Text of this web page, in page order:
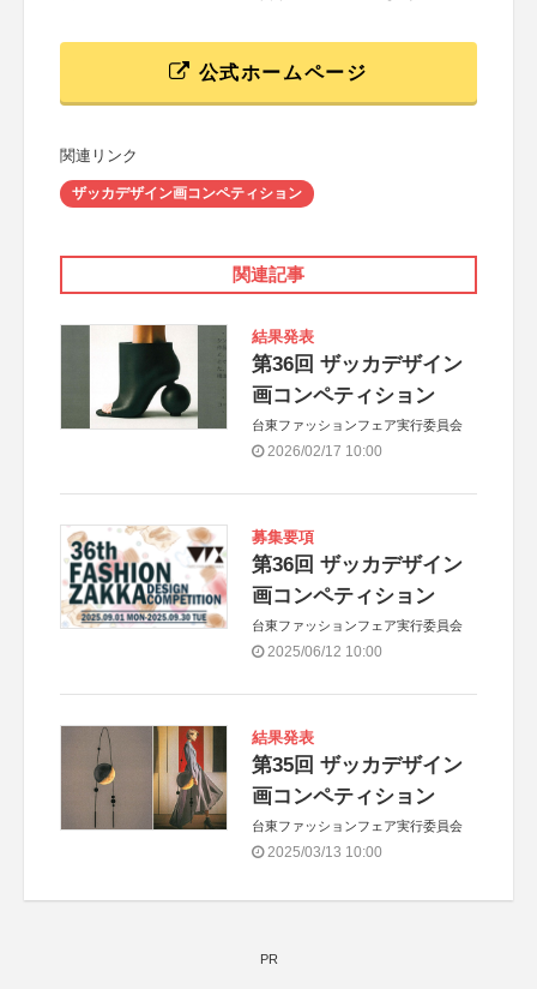
公式ホームページ
関連リンク
ザッカデザイン画コンペティション
関連記事
結果発表
第36回 ザッカデザイン
画コンペティション
台東ファッションフェア実行委員会
2026/02/17 10:00
募集要項
第36回 ザッカデザイン
画コンペティション
台東ファッションフェア実行委員会
2025/06/12 10:00
結果発表
第35回 ザッカデザイン
画コンペティション
台東ファッションフェア実行委員会
2025/03/13 10:00
PR